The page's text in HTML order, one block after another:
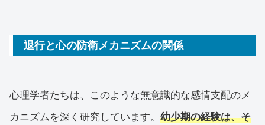
退行と心の防衛メカニズムの関係
心理学者たちは、このような無意識的な感情支配のメ
カニズムを深く研究しています。 幼少期の経験は、そ